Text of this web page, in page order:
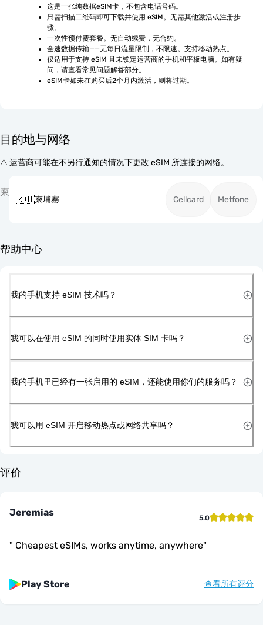
这是一张纯数据eSIM卡，不包含电话号码。
只需扫描二维码即可下载并使用 eSIM。无需其他激活或注册步
骤。
一次性预付费套餐。无自动续费，无合约。
全速数据传输——无每日流量限制，不限速。支持移动热点。
仅适用于支持 eSIM 且未锁定运营商的手机和平板电脑。如有疑
问，请查看常见问题解答部分。
eSIM卡如未在购买后2个月内激活，则将过期。
目的地与网络
⚠️ 运营商可能在不另行通知的情况下更改 eSIM 所连接的网络。
柬
🇰🇭柬埔寨 Cellcard Metfone
帮助中心
我的手机支持 eSIM 技术吗？
我可以在使用 eSIM 的同时使用实体 SIM 卡吗？
我的手机里已经有一张启用的 eSIM，还能使用你们的服务吗？
我可以用 eSIM 开启移动热点或网络共享吗？
评价
Jeremias 5.0
" Cheapest eSIMs, works anytime, anywhere"
Play Store 查看所有评分